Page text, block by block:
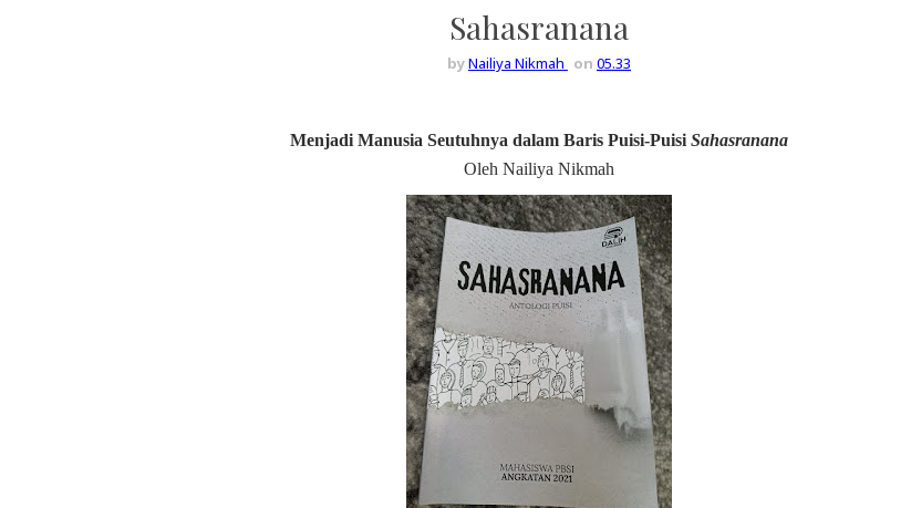
Sahasranana
byNailiya Nikmah on 05.33
Menjadi Manusia Seutuhnya dalam Baris Puisi-Puisi Sahasranana
Oleh Nailiya Nikmah